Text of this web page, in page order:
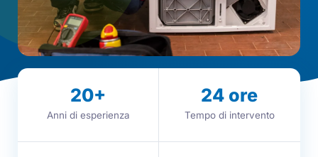
20+
Anni di esperienza
24 ore
Tempo di intervento